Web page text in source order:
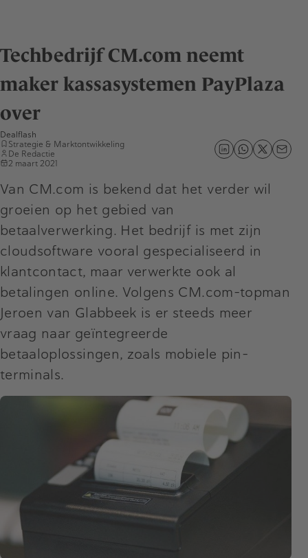
Techbedrijf CM.com neemt
maker kassasystemen PayPlaza
over
Dealflash
Strategie & Marktontwikkeling
De Redactie
2 maart 2021
Van CM.com is bekend dat het verder wil
groeien op het gebied van
betaalverwerking. Het bedrijf is met zijn
cloudsoftware vooral gespecialiseerd in
klantcontact, maar verwerkte ook al
betalingen online. Volgens CM.com-topman
Jeroen van Glabbeek is er steeds meer
vraag naar geïntegreerde
betaaloplossingen, zoals mobiele pin-
terminals.